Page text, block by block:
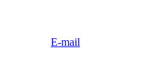
E-mail